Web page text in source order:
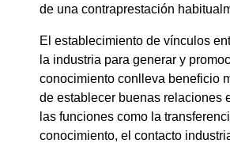
de una contraprestación
El establecimiento de vínculos
la industria para generar y
conocimiento conlleva beneficio
de establecer buenas relaciones
las funciones como la
conocimiento, el contacto